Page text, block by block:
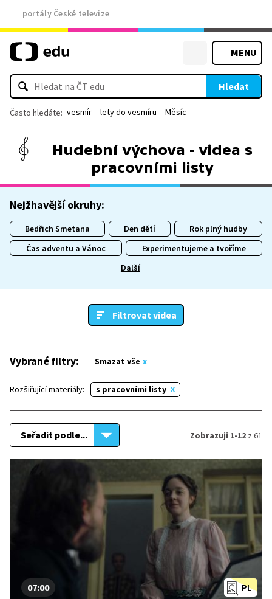
portály České televize
MENU
Hledat
Často hledáte: vesmír lety do vesmíru Měsíc
Hudební výchova - videa s
pracovními listy
Nejžhavější okruhy:
Bedřich Smetana Den dětí
Rok plný hudby
Čas adventu a Vánoc
Experimentujeme a tvoříme
Další
Filtrovat videa
Vybrané filtry: Smazat vše
Rozšiřující materiály: s pracovními listy
Seřadit podle... Zobrazuji 1-12 z 61
PL
07:00